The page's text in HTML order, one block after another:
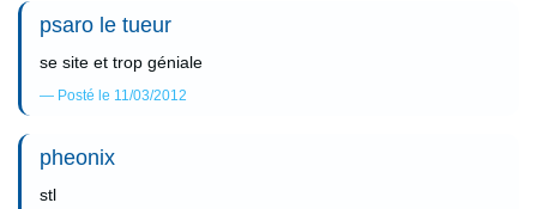
psaro le tueur
se site et trop géniale
Posté le 11/03/2012
pheonix
stl